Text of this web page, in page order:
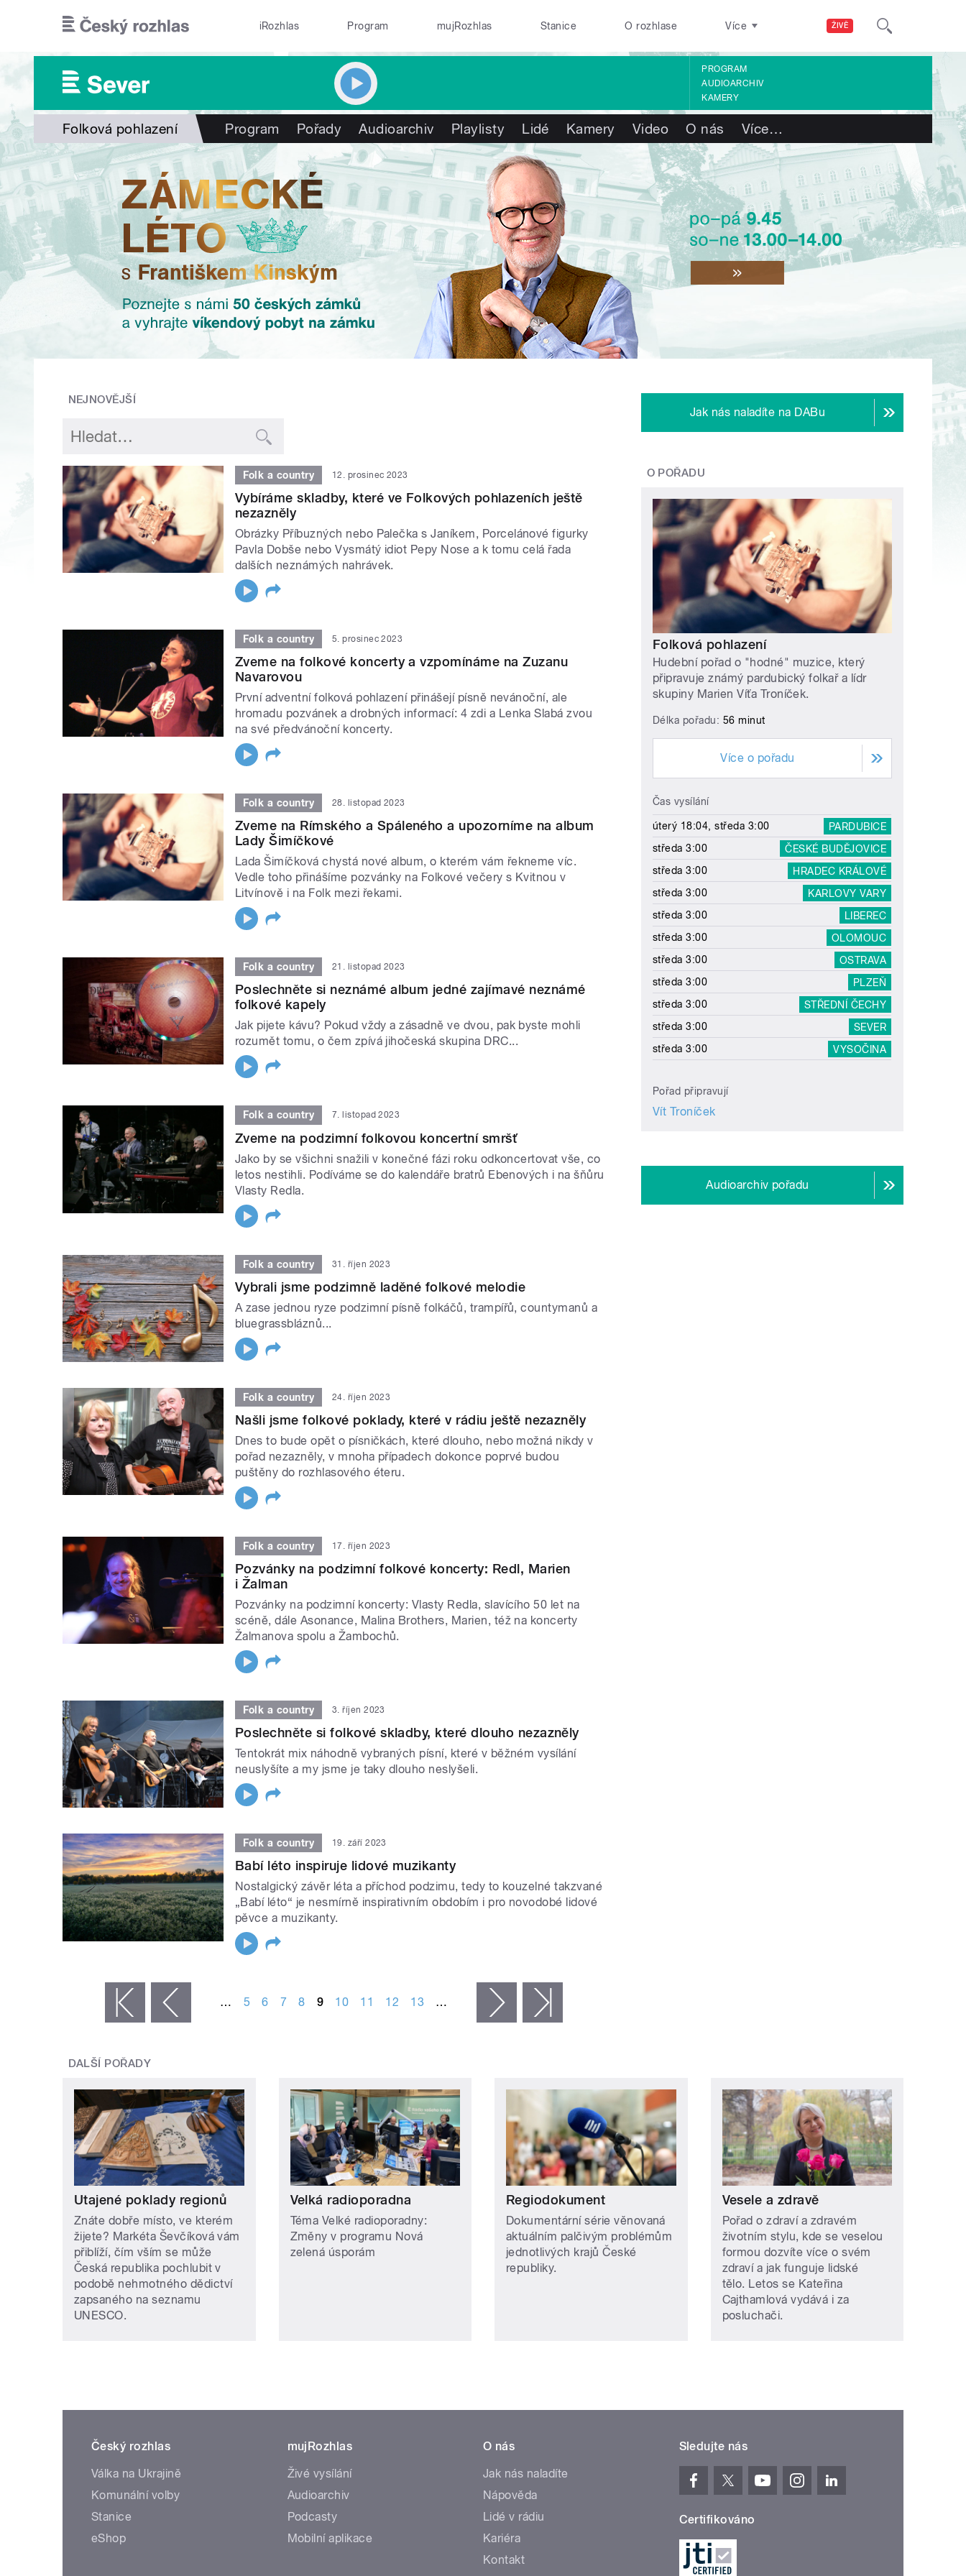
ŽIVĚ
iRozhlas Program mujRozhlas Stanice O rozhlase Více
PROGRAM
AUDIOARCHIV
KAMERY
Folková pohlazení Program Pořady Audioarchiv Playlisty Lidé Kamery Video O nás Více…
NEJNOVĚJŠÍ
Folk a country 12. prosinec 2023
Vybíráme skladby, které ve Folkových pohlazeních ještě
nezazněly
Obrázky Příbuzných nebo Palečka s Janíkem, Porcelánové figurky
Pavla Dobše nebo Vysmátý idiot Pepy Nose a k tomu celá řada
dalších neznámých nahrávek.
Folk a country 5. prosinec 2023
Zveme na folkové koncerty a vzpomínáme na Zuzanu
Navarovou
První adventní folková pohlazení přinášejí písně nevánoční, ale
hromadu pozvánek a drobných informací: 4 zdi a Lenka Slabá zvou
na své předvánoční koncerty.
Folk a country 28. listopad 2023
Zveme na Rímského a Spáleného a upozorníme na album
Lady Šimíčkové
Lada Šimíčková chystá nové album, o kterém vám řekneme víc.
Vedle toho přinášíme pozvánky na Folkové večery s Kvitnou v
Litvínově i na Folk mezi řekami.
Folk a country 21. listopad 2023
Poslechněte si neznámé album jedné zajímavé neznámé
folkové kapely
Jak pijete kávu? Pokud vždy a zásadně ve dvou, pak byste mohli
rozumět tomu, o čem zpívá jihočeská skupina DRC...
Folk a country 7. listopad 2023
Zveme na podzimní folkovou koncertní smršť
Jako by se všichni snažili v konečné fázi roku odkoncertovat vše, co
letos nestihli. Podíváme se do kalendáře bratrů Ebenových i na šňůru
Vlasty Redla.
Folk a country 31. říjen 2023
Vybrali jsme podzimně laděné folkové melodie
A zase jednou ryze podzimní písně folkáčů, trampířů, countymanů a
bluegrassbláznů...
Folk a country 24. říjen 2023
Našli jsme folkové poklady, které v rádiu ještě nezazněly
Dnes to bude opět o písničkách, které dlouho, nebo možná nikdy v
pořad nezazněly, v mnoha případech dokonce poprvé budou
puštěny do rozhlasového éteru.
Folk a country 17. říjen 2023
Pozvánky na podzimní folkové koncerty: Redl, Marien
i Žalman
Pozvánky na podzimní koncerty: Vlasty Redla, slavícího 50 let na
scéně, dále Asonance, Malina Brothers, Marien, též na koncerty
Žalmanova spolu a Žambochů.
Folk a country 3. říjen 2023
Poslechněte si folkové skladby, které dlouho nezazněly
Tentokrát mix náhodně vybraných písní, které v běžném vysílání
neuslyšíte a my jsme je taky dlouho neslyšeli.
Folk a country 19. září 2023
Babí léto inspiruje lidové muzikanty
Nostalgický závěr léta a příchod podzimu, tedy to kouzelné takzvané
„Babí léto“ je nesmírně inspirativním obdobím i pro novodobé lidové
pěvce a muzikanty.
‹ předchozí … 5 6 7 8 9 10 11 12 13 … následující ›
Jak nás naladíte na DABu
O POŘADU
Folková pohlazení
Hudební pořad o "hodné" muzice, který
připravuje známý pardubický folkař a lídr
skupiny Marien Víťa Troníček.
Délka pořadu: 56 minut
Více o pořadu
Čas vysílání
úterý 18:04, středa 3:00
PARDUBICE
středa 3:00
ČESKÉ BUDĚJOVICE
středa 3:00
HRADEC KRÁLOVÉ
středa 3:00
KARLOVY VARY
středa 3:00
LIBEREC
středa 3:00
OLOMOUC
středa 3:00
OSTRAVA
středa 3:00
PLZEŇ
středa 3:00
STŘEDNÍ ČECHY
středa 3:00
SEVER
středa 3:00
VYSOČINA
Pořad připravují
Vít Troníček
Audioarchiv pořadu
DALŠÍ POŘADY
Utajené poklady regionů
Znáte dobře místo, ve kterém
žijete? Markéta Ševčíková vám
přiblíží, čím vším se může
Česká republika pochlubit v
podobě nehmotného dědictví
zapsaného na seznamu
UNESCO.
Velká radioporadna
Téma Velké radioporadny:
Změny v programu Nová
zelená úsporám
Regiodokument
Dokumentární série věnovaná
aktuálním palčivým problémům
jednotlivých krajů České
republiky.
Vesele a zdravě
Pořad o zdraví a zdravém
životním stylu, kde se veselou
formou dozvíte více o svém
zdraví a jak funguje lidské
tělo. Letos se Kateřina
Cajthamlová vydává i za
posluchači.
Český rozhlas
Válka na Ukrajině
Komunální volby
Stanice
eShop
mujRozhlas
Živé vysílání
Audioarchiv
Podcasty
Mobilní aplikace
O nás
Jak nás naladíte
Nápověda
Lidé v rádiu
Kariéra
Kontakt
Sledujte nás
Certifikováno